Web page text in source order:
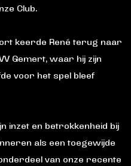
Club.
keerde René terug naar
Gemert, waar hij zijn
voor het spel bleef
inzet en betrokkenheid bij
als een toegewijde
van onze recente